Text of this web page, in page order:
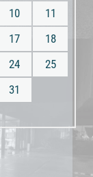
10
11
17
18
24
25
31